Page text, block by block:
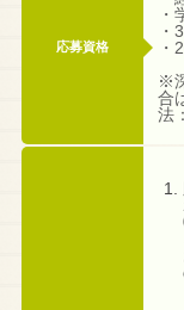
応募資格
・
・
※
合
法